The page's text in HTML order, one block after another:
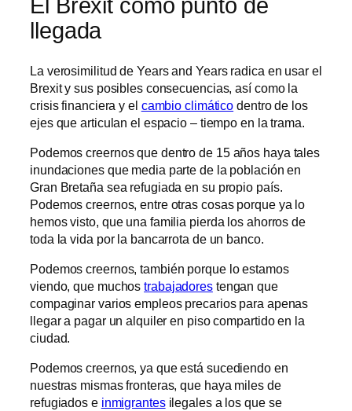
El Brexit como punto de
llegada
La verosimilitud de Years and Years radica en usar el
Brexit y sus posibles consecuencias, así como la
crisis financiera y el cambio climático dentro de los
ejes que articulan el espacio – tiempo en la trama.
Podemos creernos que dentro de 15 años haya tales
inundaciones que media parte de la población en
Gran Bretaña sea refugiada en su propio país.
Podemos creernos, entre otras cosas porque ya lo
hemos visto, que una familia pierda los ahorros de
toda la vida por la bancarrota de un banco.
Podemos creernos, también porque lo estamos
viendo, que muchostrabajadorestengan que
compaginar varios empleos precarios para apenas
llegar a pagar un alquiler en piso compartido en la
ciudad.
Podemos creernos, ya que está sucediendo en
nuestras mismas fronteras, que haya miles de
refugiados e inmigrantesilegales a los que se